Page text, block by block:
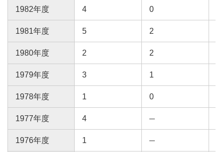
1982年度 4 0
1981年度 5 2
1980年度 2 2
1979年度 3 1
1978年度 1 0
1977年度 4
1976年度 1